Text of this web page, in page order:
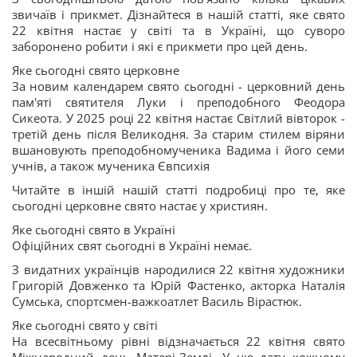
звичаїв і прикмет. Дізнайтеся в нашій статті, яке свято
22 квітня настає у світі та в Україні, що суворо
заборонено робити і які є прикмети про цей день.
Яке сьогодні свято церковне
За новим календарем свято сьогодні - церковний день
пам'яті святителя Луки і преподобного Феодора
Сикеота. У 2025 році 22 квітня настає Світлий вівторок -
третій день після Великодня. За старим стилем віряни
вшановують преподобномученика Вадима і його семи
учнів, а також мученика Євпсихія
Читайте в іншій нашій статті подробиці про те, яке
сьогодні церковне свято настає у християн.
Яке сьогодні свято в Україні
Офіційних свят сьогодні в Україні немає.
З видатних українців народилися 22 квітня художники
Григорій Довженко та Юрій Фастенко, акторка Наталія
Сумська, спортсмен-важкоатлет Василь Вірастюк.
Яке сьогодні свято у світі
На всесвітньому рівні відзначається 22 квітня свято